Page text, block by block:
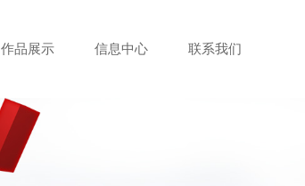
作品展示 信息中心 联系我们